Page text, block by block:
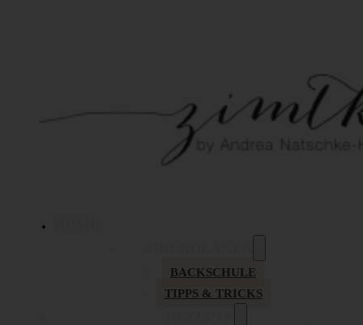
BACKSCHULE
TIPPS & TRICKS